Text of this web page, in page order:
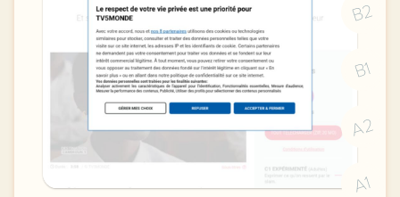
B2
B1
A2
A1